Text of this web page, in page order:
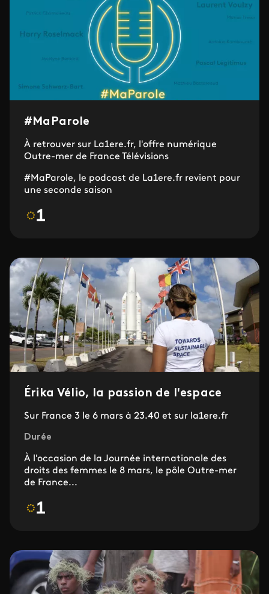
#MaParole
À retrouver sur La1ere.fr, l'offre numérique
Outre-mer de France Télévisions
#MaParole, le podcast de La1ere.fr revient pour
une seconde saison
Érika Vélio, la passion de l'espace
Sur France 3 le 6 mars à 23.40 et sur la1ere.fr
Durée
À l'occasion de la Journée internationale des
droits des femmes le 8 mars, le pôle Outre-mer
de France...